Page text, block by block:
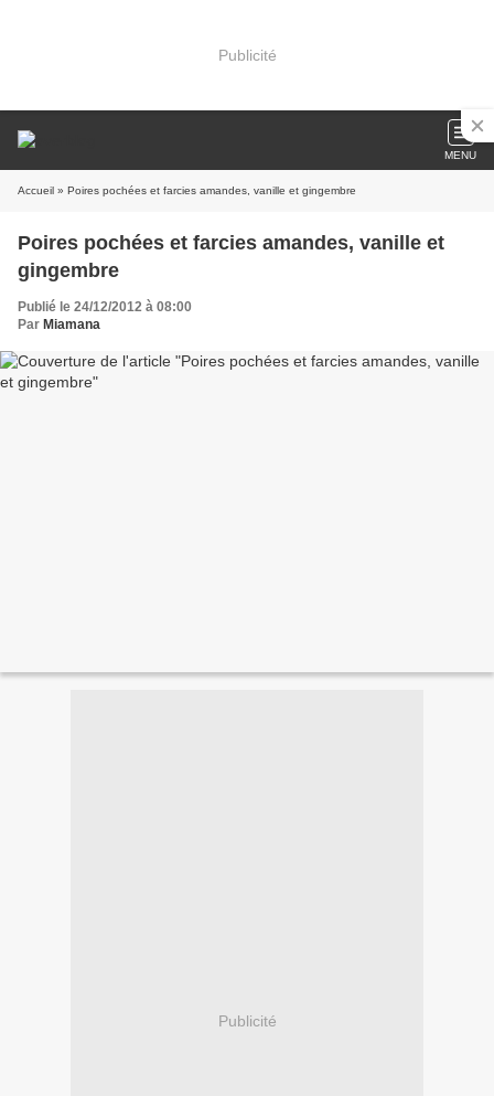
Publicité
MENU
Accueil » Poires pochées et farcies amandes, vanille et gingembre
Poires pochées et farcies amandes, vanille et
gingembre
Publié le 24/12/2012 à 08:00
Par Miamana
Publicité